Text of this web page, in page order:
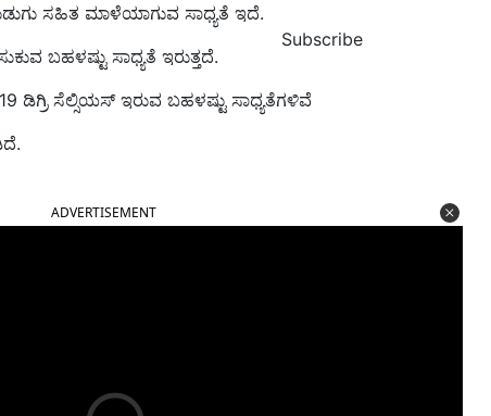
Subscribe
ಸಹಿತ ಮಾಳೆಯಾಗುವ ಸಾಧ್ಯತೆ ಇದೆ.
ಬಹಳಷ್ಟು ಸಾಧ್ಯತೆ ಇರುತ್ತದೆ.
ಡಿಗ್ರಿ ಸೆಲ್ಸಿಯಸ್ ಇರುವ ಬಹಳಷ್ಟು ಸಾಧ್ಯತೆಗಳಿವೆ